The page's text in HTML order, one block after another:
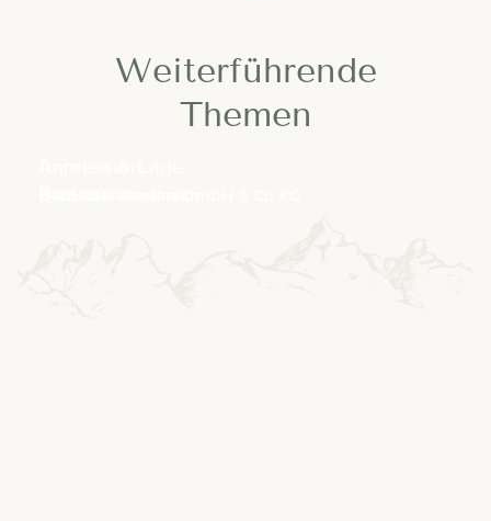
---
Weiterführende
Themen